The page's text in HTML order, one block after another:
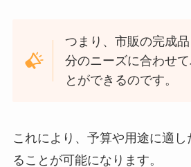
つまり、市販の完成
分のニーズに合わせ
とができるのです。
これにより、予算や用途に適
ることが可能になります。